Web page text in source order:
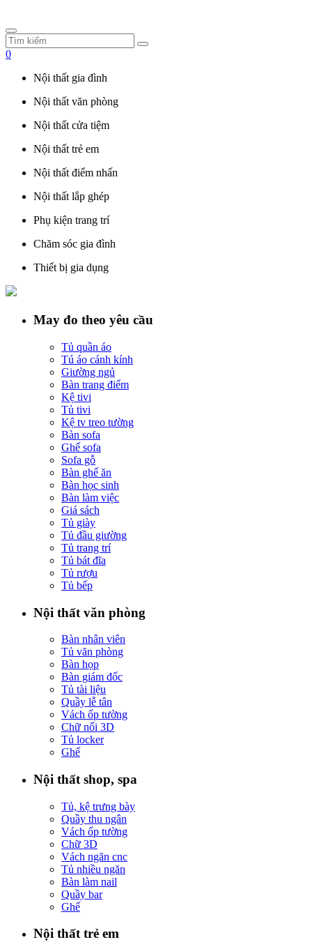
0
Nội thất gia đình
Nội thất văn phòng
Nội thất cửa tiệm
Nội thất trẻ em
Nội thất điểm nhấn
Nội thất lắp ghép
Phụ kiện trang trí
Chăm sóc gia đình
Thiết bị gia dụng
May đo theo yêu cầu
Tủ quần áo
Tú áo cánh kính
Giường ngủ
Bàn trang điểm
Kệ tivi
Tủ tivi
Kệ tv treo tường
Bàn sofa
Ghế sofa
Sofa gỗ
Bàn ghế ăn
Bàn học sinh
Bàn làm việc
Giá sách
Tủ giày
Tủ đầu giường
Tủ trang trí
Tủ bát đĩa
Tủ rượu
Tủ bếp
Nội thất văn phòng
Bàn nhân viên
Tủ văn phòng
Bàn họp
Bàn giám đốc
Tủ tài liệu
Quầy lễ tân
Vách ốp tường
Chữ nổi 3D
Tủ locker
Ghế
Nội thất shop, spa
Tủ, kệ trưng bày
Quầy thu ngân
Vách ốp tường
Chữ 3D
Vách ngăn cnc
Tủ nhiều ngăn
Bàn làm nail
Quầy bar
Ghế
Nội thất trẻ em